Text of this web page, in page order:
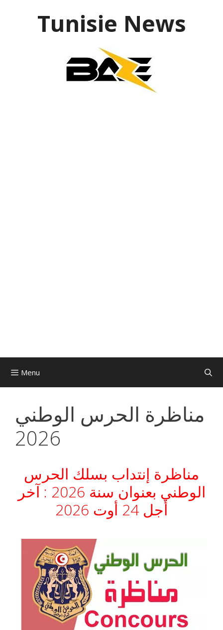
Tunisie News
Menu
مناظرة الحرس الوطني
2026
مناظرة إنتداب بسلك الحرس
الوطني بعنوان سنة 2026 : آخر
أجل 24 أوت 2026